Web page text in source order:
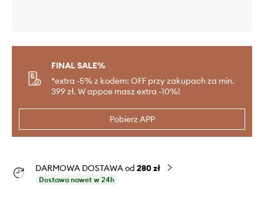
FINAL SALE%
*extra -5% z kodem: OFF przy zakupach za min.
399 zł. W appce masz extra -10%!
Pobierz APP
DARMOWA DOSTAWA od 280 zł
Dostawa nawet w 24h